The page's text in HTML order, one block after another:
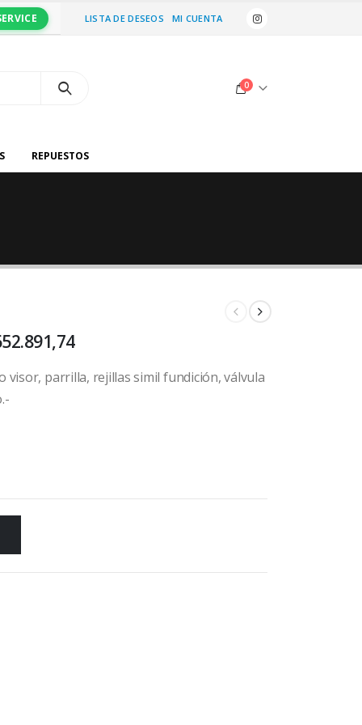
LISTA DE DESEOS MI CUENTA
0
REPUESTOS
parrilla, rejillas simil fundición, válvula